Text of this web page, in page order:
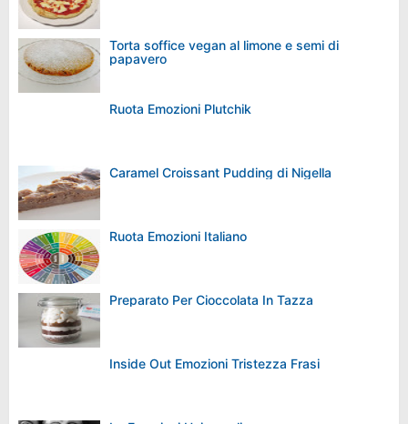
Torta soffice vegan al limone e semi di
papavero
Ruota Emozioni Plutchik
Caramel Croissant Pudding di Nigella
Ruota Emozioni Italiano
Preparato Per Cioccolata In Tazza
Inside Out Emozioni Tristezza Frasi